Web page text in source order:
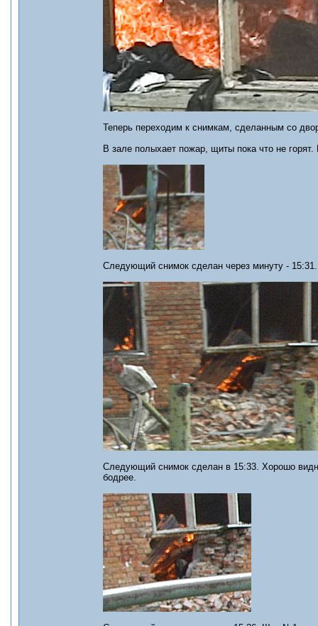
Теперь переходим к снимкам, сделанным со
В зале полыхает пожар, щиты пока что не
Следующий снимок сделан через минуту -
Следующий снимок сделан в 15:33. Хорошо
бодрее.